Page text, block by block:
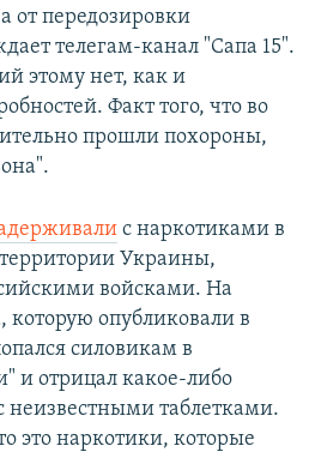
от передозировки
телегам-канал "Сапа 15".
этому нет, как и
Факт того, что во
прошли похороны,
с наркотиками в
Украины,
войсками. На
которую опубликовали в
силовикам в
и отрицал какое-либо
неизвестными таблетками.
это наркотики, которые